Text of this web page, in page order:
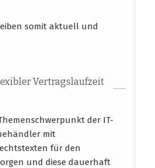
somit aktuell und
Vertragslaufzeit
der IT-
mit
für den
und diese dauerhaft